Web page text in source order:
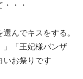
・・
んでキスをする。
」「王妃様バンザ
いお祭りです